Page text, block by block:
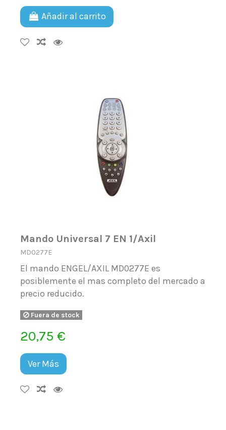
Añadir al carrito
Mando Universal 7 EN 1/Axil
MD0277E
El mando ENGEL/AXIL MD0277E es
posiblemente el mas completo del mercado a
precio reducido.
Fuera de stock
20,75 €
Ver Más